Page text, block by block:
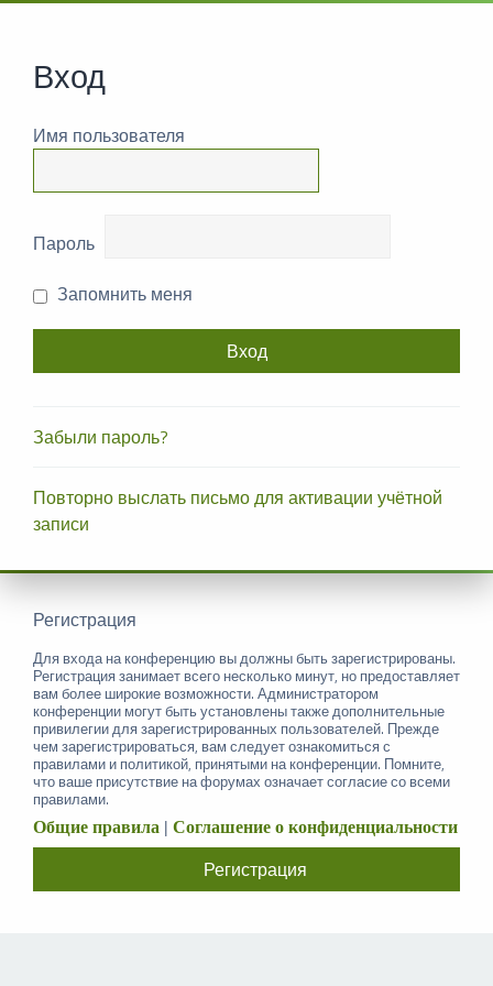
Вход
Имя пользователя
Пароль
Запомнить меня
Забыли пароль?
Повторно выслать письмо для активации учётной
записи
Регистрация
Для входа на конференцию вы должны быть зарегистрированы.
Регистрация занимает всего несколько минут, но предоставляет
вам более широкие возможности. Администратором
конференции могут быть установлены также дополнительные
привилегии для зарегистрированных пользователей. Прежде
чем зарегистрироваться, вам следует ознакомиться с
правилами и политикой, принятыми на конференции. Помните,
что ваше присутствие на форумах означает согласие со всеми
правилами.
Общие правила | Соглашение о конфиденциальности
Регистрация